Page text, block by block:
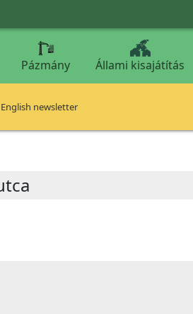
Pázmány Állami kisajátítás
English newsletter